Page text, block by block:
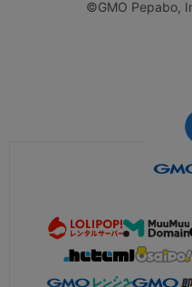
©GMO Pepabo,